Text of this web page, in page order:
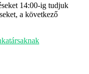
14:00-ig tudjuk
a következő